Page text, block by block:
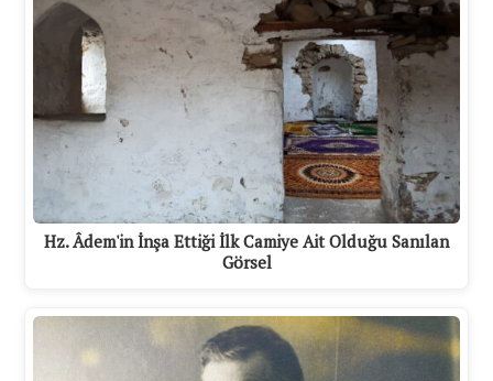
Hz. Âdem'in İnşa Ettiği İlk Camiye Ait Olduğu Sanılan
Görsel